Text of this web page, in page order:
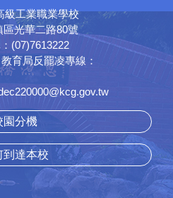
級工業職業學校
光華二路80號
(07)7613222
育局反罷凌專線：
園分機
到達本校